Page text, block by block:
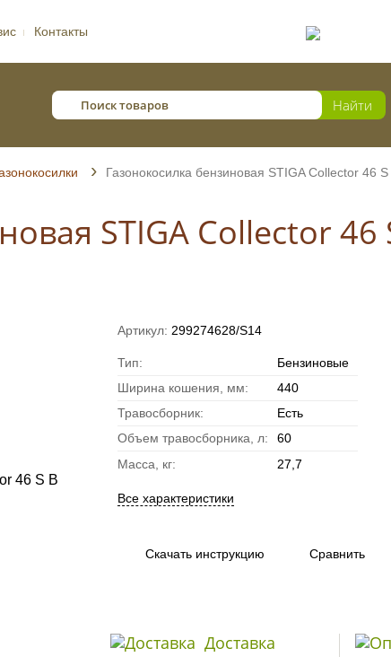
Контакты
Газонокосилка бензиновая STIGA Collector 46 S
STIGA Collector 46
Артикул: 299274628/S14
Тип:
Бензиновые
Ширина кошения, мм:
440
Травосборник:
Есть
Объем травосборника, л:
60
Масса, кг:
27,7
Все характеристики
Скачать инструкцию Сравнить
Доставка